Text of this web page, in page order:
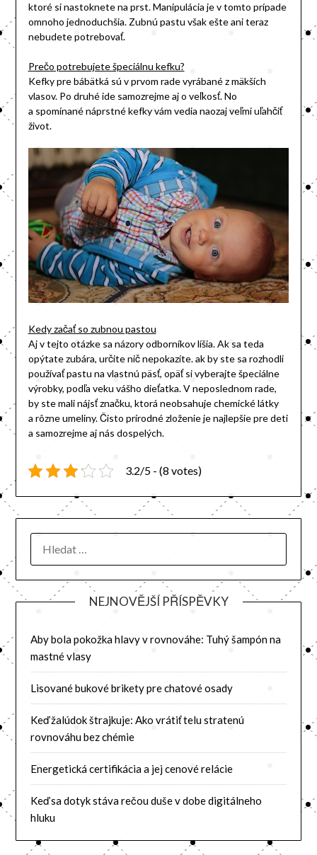
ktoré si nastoknete na prst. Manipulácia je v tomto prípade
omnoho jednoduchšia. Zubnú pastu však ešte ani teraz
nebudete potrebovať.
Prečo potrebujete špeciálnu kefku?
Kefky pre bábätká sú v prvom rade vyrábané z mäkších
vlasov. Po druhé ide samozrejme aj o veľkosť. No
a spomínané náprstné kefky vám vedia naozaj veľmi uľahčiť
život.
Kedy začať so zubnou pastou
Aj v tejto otázke sa názory odborníkov líšia. Ak sa teda
opýtate zubára, určite nič nepokazíte. ak by ste sa rozhodli
používať pastu na vlastnú päsť, opäť si vyberajte špeciálne
výrobky, podľa veku vášho dieťatka. V neposlednom rade,
by ste mali nájsť značku, ktorá neobsahuje chemické látky
a rôzne umeliny. Čisto prírodné zloženie je najlepšie pre deti
a samozrejme aj nás dospelých.
3.2/5 - (8 votes)
NEJNOVĚJŠÍ PŘÍSPĚVKY
Aby bola pokožka hlavy v rovnováhe: Tuhý šampón na
mastné vlasy
Lisované bukové brikety pre chatové osady
Keď žalúdok štrajkuje: Ako vrátiť telu stratenú
rovnováhu bez chémie
Energetická certifikácia a jej cenové relácie
Keď sa dotyk stáva rečou duše v dobe digitálneho
hluku